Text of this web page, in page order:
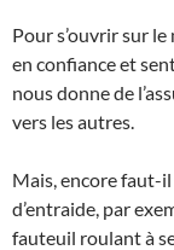
Pour s’ouvrir sur
en confiance et
nous donne de
vers les autres.
Mais, encore faut-
d’entraide, par
fauteuil roulant à